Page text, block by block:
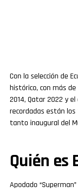
Con la selección de
histórico, con más
2014, Qatar 2022 y
recordadas están
tanto inaugural del
Quién es
Apodado